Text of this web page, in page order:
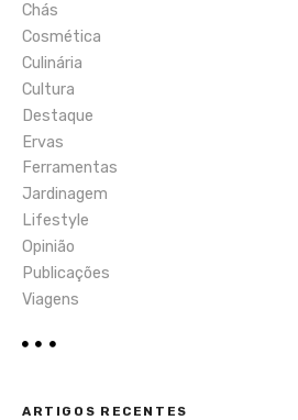
Chás
Cosmética
Culinária
Cultura
Destaque
Ervas
Ferramentas
Jardinagem
Lifestyle
Opinião
Publicações
Viagens
ARTIGOS RECENTES